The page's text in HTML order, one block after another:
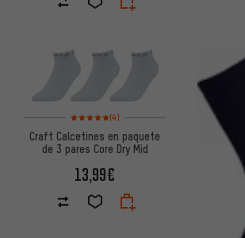
Valoración media: 5 de 5 basada en 4 reseñas
(4)
Craft Calcetines en paquete
de 3 pares Core Dry Mid
13,99€